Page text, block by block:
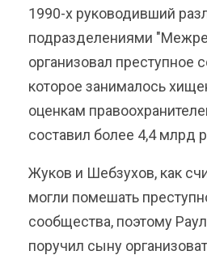
1990-х руководивший
подразделениями
организовал преступное
которое занималось
оценкам
составил более 4,4 млрд
Жуков и Шебзухов, как
могли помешать
сообщества, поэтому
поручил сыну